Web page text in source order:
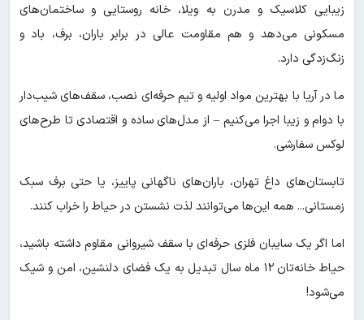
زیبایی کلاسیک و مدرن به ویلا، خانه روستایی و ساختمان‌های
مسکونی می‌دهد و هم مقاومت عالی در برابر باران، برف، باد و
زنگ‌زدگی دارد.
ما در آریا با بهترین مواد اولیه و تیم حرفه‌ای نصب، سقف‌های شیب‌دار
با دوام و زیبا اجرا می‌کنیم – از مدل‌های ساده و اقتصادی تا طرح‌های
لوکس سفارشی.
تابستان‌های داغ تهران، باران‌های ناگهانی پاییز، یا حتی برف سبک
زمستانی... همه این‌ها می‌توانند لذت نشستن در حیاط را خراب کنند.
اما اگر یک سایبان فلزی حرفه‌ای با سقف شیروانی مقاوم داشته باشید،
حیاط خانه‌تان ۱۲ ماه سال تبدیل به یک فضای دلنشین، امن و شیک
می‌شود!